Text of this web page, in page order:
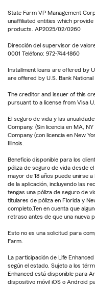
State Farm VP Management
unaffiliated entities which
products. AP2025/02/0260
Dirección del supervisor de
0001 Teléfono: 972-744-1860
Installment loans are offered by
are offered by U.S. Bank
The creditor and issuer of this
pursuant to a license from Visa
El seguro de vida y las
Company. (Sin licencia en MA,
Company (con licencia en New
Illinois.
Beneficio disponible para los
póliza de seguro de vida desde
mayor de 18 años puede unirse
de la aplicación, incluyendo las
tengas una póliza de seguro de
titulares de póliza en Florida y
completo.Ten en cuenta que
retraso antes de que una nueva
Esto no es una solicitud para
Farm.
La participación de Life
según el estado. Sujeto a los
Enhanced está disponible para
dispositivo móvil iOS o Android